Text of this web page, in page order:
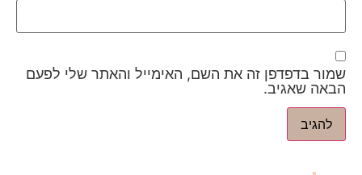
שמור בדפדפן זה את השם, האימייל והאתר שלי לפעם
הבאה שאגיב.